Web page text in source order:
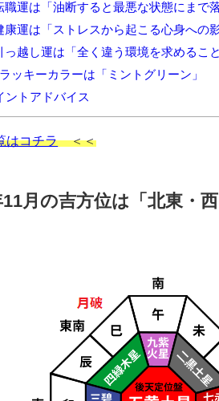
運は「油断すると最悪な状態にまで
運は「ストレスから起こる心身への
越し運は「全く違う環境を求めるこ
ッキーカラーは「ミントグリーン」
ントアドバイス
はコチラ＜＜
月の吉方位は「北東・